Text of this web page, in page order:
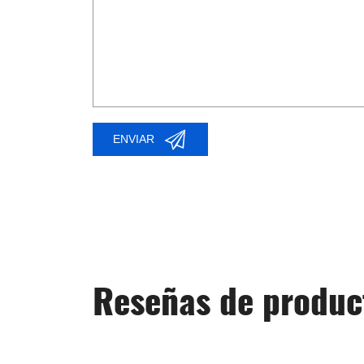
ENVIAR
Reseñas de